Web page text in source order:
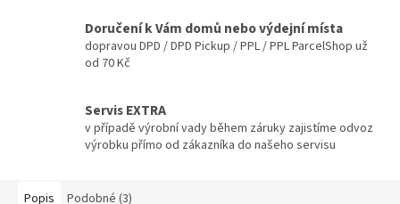
Doručení k Vám domů nebo výdejní místa
dopravou DPD / DPD Pickup / PPL / PPL ParcelShop už
od 70 Kč
Servis EXTRA
v případě výrobní vady během záruky zajistíme odvoz
výrobku přímo od zákazníka do našeho servisu
Popis Podobné (3)